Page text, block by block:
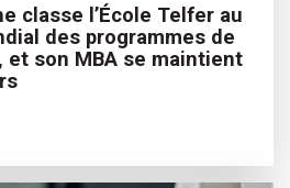
classe l’École Telfer au
des programmes de
et son MBA se maintient